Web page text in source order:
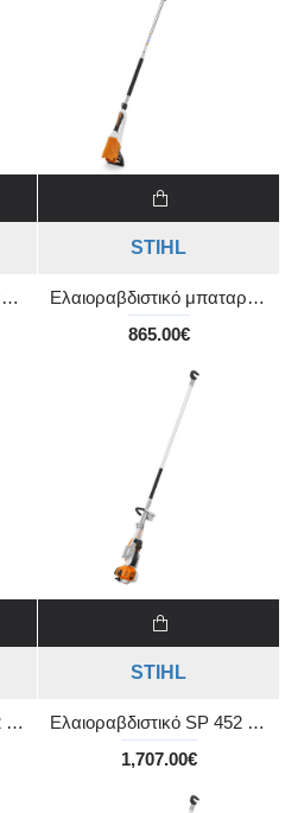
Βενζινοκίνητος κινητήρας KM 56 RC-E Kombi 1,1 Hp
STIHL
Ελαιοραβδιστικό μπαταρίας SPA 65 χωρίς μπαταρία και φορτιστή
865.00€
Ελαιοραβδιστικό SP 452 με σωλήνα 1,86m
STIHL
Ελαιοραβδιστικό SP 452 με σωλήνα 2,26m
1,707.00€